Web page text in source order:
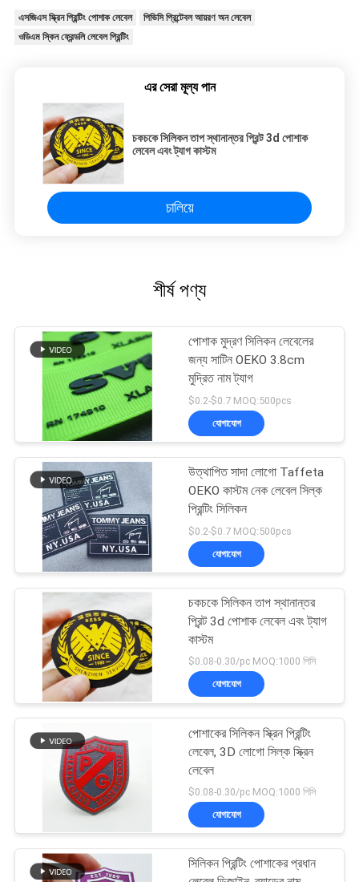
এসজিএস স্ক্রিন প্রিন্টিং পোশাক লেবেল
পিভিসি প্রিন্টেবল আয়রণ অন লেবেল
ওডিএম স্কিন ফ্রেন্ডলি লেবেল প্রিন্টিং
এর সেরা মূল্য পান
চকচকে সিলিকন তাপ স্থানান্তর প্রিন্ট 3d পোশাক
লেবেল এবং ট্যাগ কাস্টম
চালিয়ে
শীর্ষ পণ্য
পোশাক মুদ্রণ সিলিকন লেবেলের
জন্য সাটিন OEKO 3.8cm
মুদ্রিত নাম ট্যাগ
$0.2-$0.7 MOQ:500pcs
যোগাযোগ
উত্থাপিত সাদা লোগো Taffeta
OEKO কাস্টম নেক লেবেল সিল্ক
প্রিন্টিং সিলিকন
$0.2-$0.7 MOQ:500pcs
যোগাযোগ
চকচকে সিলিকন তাপ স্থানান্তর
প্রিন্ট 3d পোশাক লেবেল এবং ট্যাগ
কাস্টম
$0.08-0.30/pc MOQ:1000 পিসি
যোগাযোগ
পোশাকের সিলিকন স্ক্রিন প্রিন্টিং
লেবেল, 3D লোগো সিল্ক স্ক্রিন
লেবেল
$0.08-0.30/pc MOQ:1000 পিসি
যোগাযোগ
সিলিকন প্রিন্টিং পোশাকের প্রধান